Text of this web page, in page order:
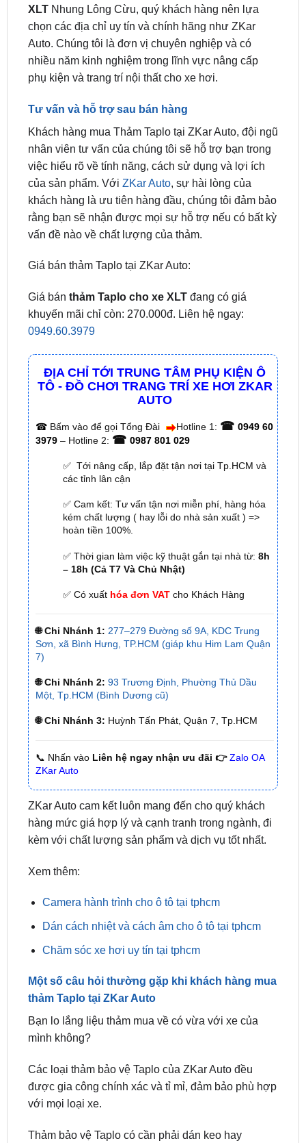
Auto. Chúng tôi là đơn vị chuyên nghiệp và có
nhiều năm kinh nghiệm trong lĩnh vực nâng cấp
phụ kiện và trang trí nội thất cho xe hơi.
Tư vấn và hỗ trợ sau bán hàng
nhân viên tư vấn của chúng tôi sẽ hỗ trợ bạn trong
việc hiểu rõ về tính năng, cách sử dụng và lợi ích
của sản phẩm. VớiZKar Auto, sự hài lòng của
khách hàng là ưu tiên hàng đầu, chúng tôi đảm bảo
rằng bạn sẽ nhận được mọi sự hỗ trợ nếu có bất kỳ
vấn đề nào về chất lượng của thảm.
Giá bán thảm Taplo tại ZKar Auto:
Giá bán thảm Taplo cho xe XLTđang có giá
0949.60.3979
ĐỊA CHỈ TỚI TRUNG TÂM PHỤ KIỆN Ô
☎Bấm vào để gọi Tổng Đài Hotline 1:☎ 0949 60
0987 801 029
✅ Tới nâng cấp, lắp đặt tận nơi tại Tp.HCM và
các tỉnh lân cận
✅ Cam kết: Tư vấn tận nơi miễn phí, hàng hóa
kém chất lượng ( hay lỗi do nhà sản xuất ) =>
✅ Thời gian làm việc kỹ thuật gắn tại nhà từ:8h
– 18h (Cả T7 Và Chủ Nhật)
✅ Có xuấthóa đơn VATcho Khách Hàng
🌐 Chi Nhánh 1: 277–279 Đường số 9A, KDC Trung
🌐 Chi Nhánh 2: 93 Trương Định, Phường Thủ Dầu
Một, Tp.HCM (Bình Dương cũ)
🌐 Chi Nhánh 3: Huỳnh Tấn Phát, Quận 7, Tp.HCM
📞 Nhấn vàoLiên hệ ngay nhận ưu đãi 👉 Zalo OA
ZKar Auto cam kết luôn mang đến cho quý khách
hàng mức giá hợp lý và cạnh tranh trong ngành, đi
kèm với chất lượng sản phẩm và dịch vụ tốt nhất.
Xem thêm:
Camera hành trình cho ô tô tại tphcm
Một số câu hỏi thường gặp khi khách hàng mua
Bạn lo lắng liệu thảm mua về có vừa với xe của
mình không?
Các loại thảm bảo vệ Taplo của ZKar Auto đều
với mọi loại xe.
Thảm bảo vệ Taplo có cần phải dán keo hay